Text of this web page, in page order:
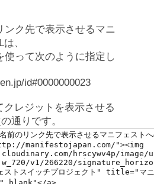
ンク先で表示させるマニ
、
使って次のように指定し
id#0000000023
クレジットを表示させる
通りです。